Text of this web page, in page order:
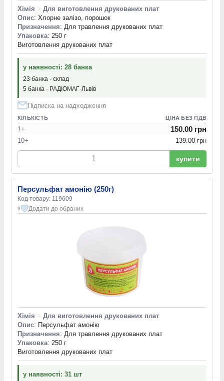
Хімія > Для виготовлення друкованих плат
Опис: Хлорне залізо, порошок
Призначення: Для травлення друкованих плат
Упаковка: 250 г
Виготовлення друкованих плат
у наявності: 28 банка
23 банка - склад
5 банка - РАДІОМАГ-Львів
Підписка на надходження
КІЛЬКІСТЬ ЦІНА БЕЗ ПДВ
1+ 150.00 грн
10+ 139.00 грн
купити
Персульфат амонію (250г)
Код товару: 119609
9 Додати до обраних
Хімія > Для виготовлення друкованих плат
Опис: Персульфат амонію
Призначення: Для травлення друкованих плат
Упаковка: 250 г
Виготовлення друкованих плат
у наявності: 31 шт